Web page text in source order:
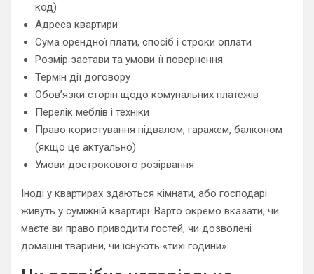
код)
Адреса квартири
Сума орендної плати, спосіб і строки оплати
Розмір застави та умови її повернення
Термін дії договору
Обов’язки сторін щодо комунальних платежів
Перелік меблів і техніки
Право користування підвалом, гаражем, балконом
(якщо це актуально)
Умови дострокового розірвання
Іноді у квартирах здаються кімнати, або господарі
живуть у суміжній квартирі. Варто окремо вказати, чи
маєте ви право приводити гостей, чи дозволені
домашні тварини, чи існують «тихі години».